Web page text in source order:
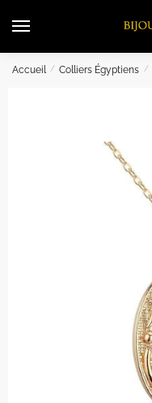
Accueil / Colliers Égyptiens /